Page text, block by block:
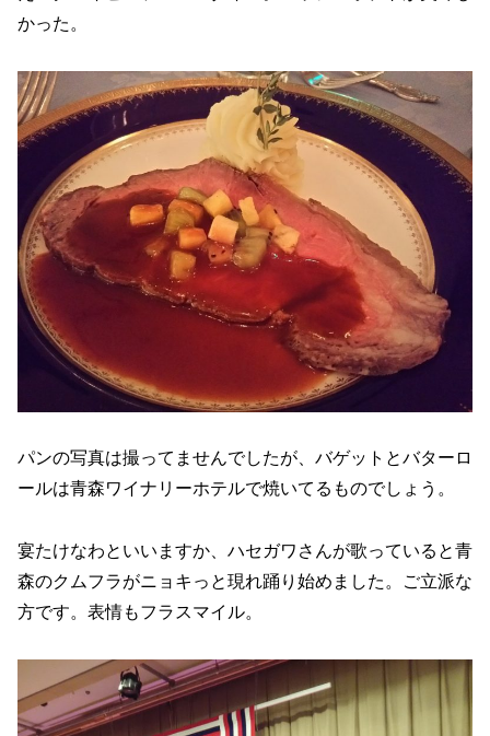
かった。
パンの写真は撮ってませんでしたが、バゲットとバターロ
ールは青森ワイナリーホテルで焼いてるものでしょう。
宴たけなわといいますか、ハセガワさんが歌っていると青
森のクムフラがニョキっと現れ踊り始めました。ご立派な
方です。表情もフラスマイル。